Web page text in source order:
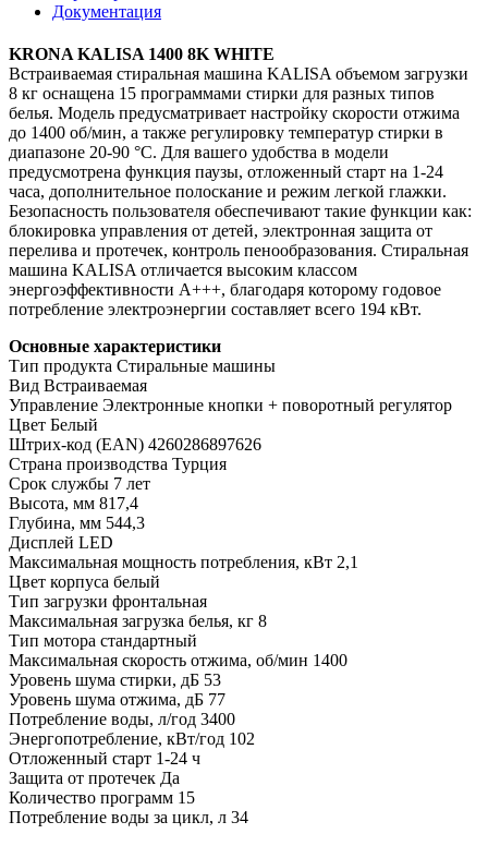
Документация
KRONA KALISA 1400 8K WHITE
Встраиваемая стиральная машина KALISA объемом загрузки
8 кг оснащена 15 программами стирки для разных типов
белья. Модель предусматривает настройку скорости отжима
до 1400 об/мин, а также регулировку температур стирки в
диапазоне 20-90 °С. Для вашего удобства в модели
предусмотрена функция паузы, отложенный старт на 1-24
часа, дополнительное полоскание и режим легкой глажки.
Безопасность пользователя обеспечивают такие функции как:
блокировка управления от детей, электронная защита от
перелива и протечек, контроль пенообразования. Стиральная
машина KALISA отличается высоким классом
энергоэффективности А+++, благодаря которому годовое
потребление электроэнергии составляет всего 194 кВт.
Основные характеристики
Тип продукта Стиральные машины
Вид Встраиваемая
Управление Электронные кнопки + поворотный регулятор
Цвет Белый
Штрих-код (EAN) 4260286897626
Страна производства Турция
Срок службы 7 лет
Высота, мм 817,4
Глубина, мм 544,3
Дисплей LED
Максимальная мощность потребления, кВт 2,1
Цвет корпуса белый
Тип загрузки фронтальная
Максимальная загрузка белья, кг 8
Тип мотора стандартный
Максимальная скорость отжима, об/мин 1400
Уровень шума стирки, дБ 53
Уровень шума отжима, дБ 77
Потребление воды, л/год 3400
Энергопотребление, кВт/год 102
Отложенный старт 1-24 ч
Защита от протечек Да
Количество программ 15
Потребление воды за цикл, л 34